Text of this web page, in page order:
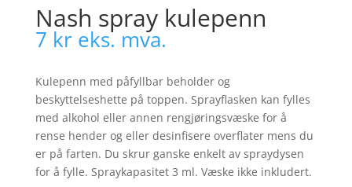
Nash spray kulepenn
7 kr eks. mva.
Kulepenn med påfyllbar beholder og
beskyttelseshette på toppen. Sprayflasken kan fylles
med alkohol eller annen rengjøringsvæske for å
rense hender og eller desinfisere overflater mens du
er på farten. Du skrur ganske enkelt av spraydysen
for å fylle. Spraykapasitet 3 ml. Væske ikke inkludert.